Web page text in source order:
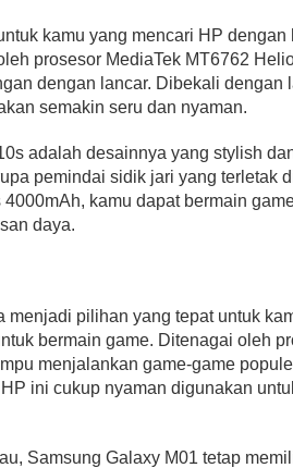
kamu yang mencari HP dengan
prosesor MediaTek MT6762
dengan lancar. Dibekali dengan
semakin seru dan nyaman.
adalah desainnya yang stylish
pemindai sidik jari yang terletak
kamu dapat bermain
daya.
menjadi pilihan yang tepat untuk
bermain game. Ditenagai oleh
menjalankan game-game
ini cukup nyaman digunakan
Samsung Galaxy M01 tetap